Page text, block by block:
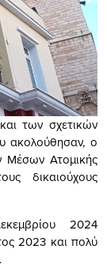
των σχετικών
ακολούθησαν, ο
Μέσων Ατομικής
δικαιούχους
2024
2023 και πολύ